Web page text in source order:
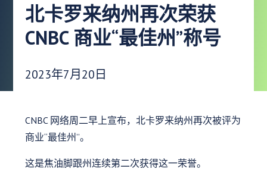
北卡罗来纳州再次荣获
CNBC 商业“最佳州”称号
发布日期：
2023年7月20日
CNBC 网络周二早上宣布，北卡罗来纳州再次被评为
商业“最佳州”。
这是焦油脚跟州连续第二次获得这一荣誉。